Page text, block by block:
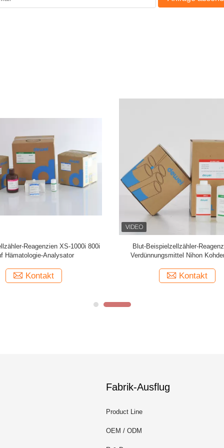
des Beckman-Hämatologie-
Chemie-Analysator-
Kontakt
Hämatologie-Reagenzien Blut-
Mindray Because-5800
Kontakt
Fabrik-Ausflug
Product Line
OEM / ODM